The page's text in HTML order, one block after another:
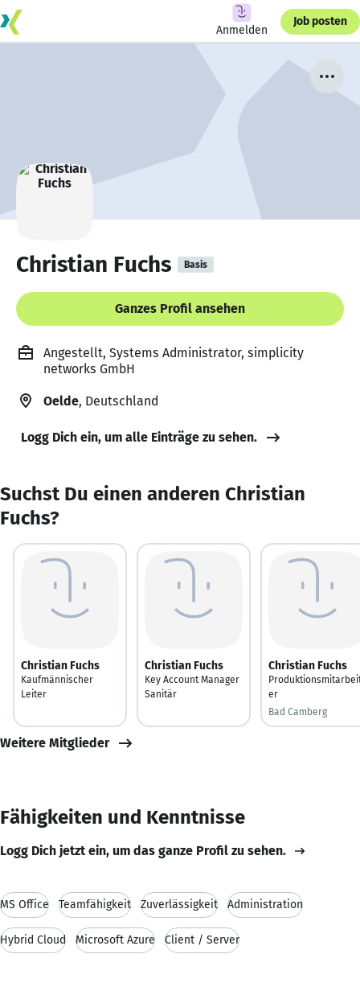
Anmelden
Job posten
Christian Fuchs Basis
Ganzes Profil ansehen
Angestellt, Systems Administrator, simplicity
networks GmbH
Oelde, Deutschland
Logg Dich ein, um alle Einträge zu sehen.
Suchst Du einen anderen Christian
Fuchs?
Christian Fuchs
Kaufmännischer
Leiter
Christian Fuchs
Key Account Manager
Sanitär
Christian Fuchs
er
Bad Camberg
Weitere Mitglieder
Fähigkeiten und Kenntnisse
Logg Dich jetzt ein, um das ganze Profil zu sehen.
MS Office Teamfähigkeit Zuverlässigkeit Administration
Hybrid Cloud Microsoft Azure Client / Server